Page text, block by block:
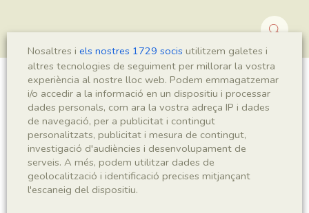
Montsechia vidalii
Sigla
MNHN 17098
Nosaltres i els nostres 1729 socis utilitzem galetes i
altres tecnologies de seguiment per millorar la vostra
experiència al nostre lloc web. Podem emmagatzemar
i/o accedir a la informació en un dispositiu i processar
dades personals, com ara la vostra adreça IP i dades
de navegació, per a publicitat i contingut
personalitzats, publicitat i mesura de contingut,
investigació d'audiències i desenvolupament de
serveis. A més, podem utilitzar dades de
geolocalització i identificació precises mitjançant
l'escaneig del dispositiu.